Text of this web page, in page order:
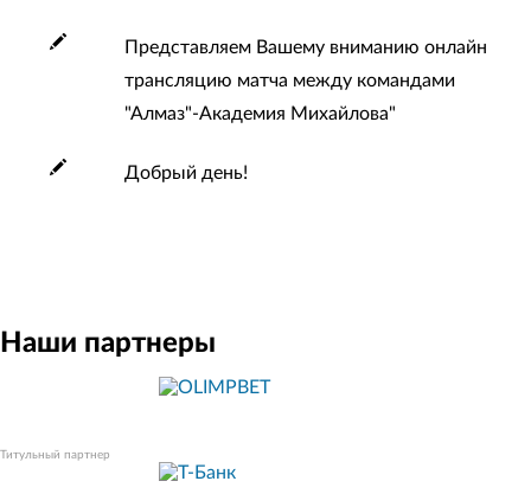
Представляем Вашему вниманию онлайн
трансляцию матча между командами
"Алмаз"-Академия Михайлова"
Добрый день!
Наши партнеры
Титульный партнер